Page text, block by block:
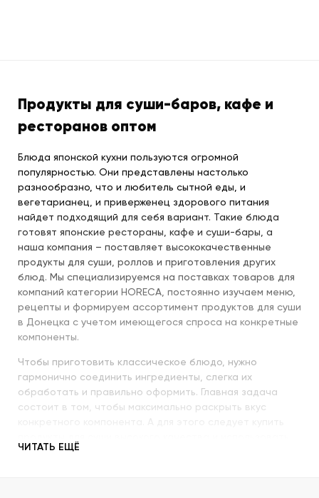
Продукты для суши-баров, кафе и
ресторанов оптом
Блюда японской кухни пользуются огромной
популярностью. Они представлены настолько
разнообразно, что и любитель сытной еды, и
вегетарианец, и приверженец здорового питания
найдет подходящий для себя вариант. Такие блюда
готовят японские рестораны, кафе и суши-бары, а
наша компания – поставляет высококачественные
продукты для суши, роллов и приготовления других
блюд. Мы специализируемся на поставках товаров для
компаний категории HORECA, постоянно изучаем меню,
рецепты и формируем ассортимент продуктов для суши
в Донецка с учетом имеющегося спроса на конкретные
компоненты.
Чтобы приготовить классическое блюдо, нужно
гармонично соединить ингредиенты, слегка их
обработать и правильно оформить. Главная задача
состоит в том, чтобы максимально раскрыть вкус
их со знанием всех секретов.
ЧИТАТЬ ЕЩЁ